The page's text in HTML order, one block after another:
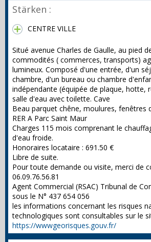
Stärken :
CENTRE VILLE
Situé avenue Charles de Gaulle, au pied
commodités ( commerces, transports)
lumineux. Composé d'une entrée, d'un
chambre, d'un bureau ou chambre
indépendante (équipée de plaque, hotte,
salle d'eau avec toilette. Cave
Beau parquet chêne, moulures, fenêtres
RER A Parc Saint Maur
Charges 115 mois comprenant le
d'eau froide.
Honoraires locataire : 691.50 €
Libre de suite.
Pour toute demande ou visite, merci de
06.09.76.56.81
Agent Commercial (RSAC) Tribunal de
sous le N° 437 654 056
les informations concernant les risques
technologiques sont consultables sur le
https://wwwgeorisques.gouv.fr/